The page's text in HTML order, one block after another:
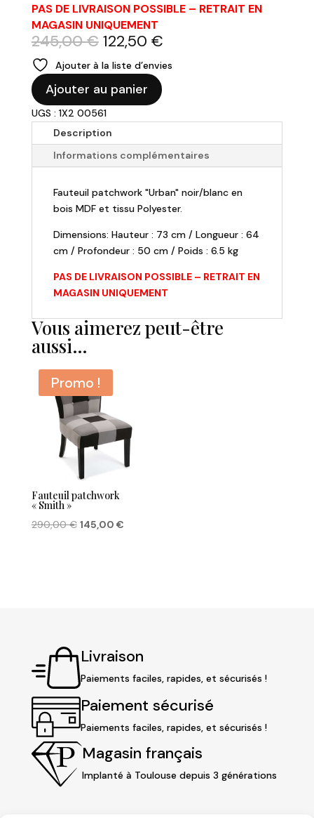
PAS DE LIVRAISON POSSIBLE – RETRAIT EN
MAGASIN UNIQUEMENT
245,00€ Le
prix
initial
était :
245,00 €.
122,50 €Le
actuel
Ajouter à la liste d’envies
quantité
de
Fauteuil
patchwork
"Urban"
Ajouter au panier
UGS : 1X2 00561
Description
Informations complémentaires
Fauteuil patchwork "Urban" noir/blanc en
bois MDF et tissu Polyester.
Dimensions: Hauteur : 73 cm / Longueur : 64
cm / Profondeur : 50 cm / Poids : 6.5 kg
PAS DE LIVRAISON POSSIBLE – RETRAIT EN
MAGASIN UNIQUEMENT
Vous aimerez peut-être
aussi…
Promo !
Fauteuil patchwork
« Smith »
290,00€ Le
145,00 €Le
Livraison
Paiements faciles, rapides, et sécurisés !
Paiement sécurisé
Paiements faciles, rapides, et sécurisés !
Magasin français
Implanté à Toulouse depuis 3 générations